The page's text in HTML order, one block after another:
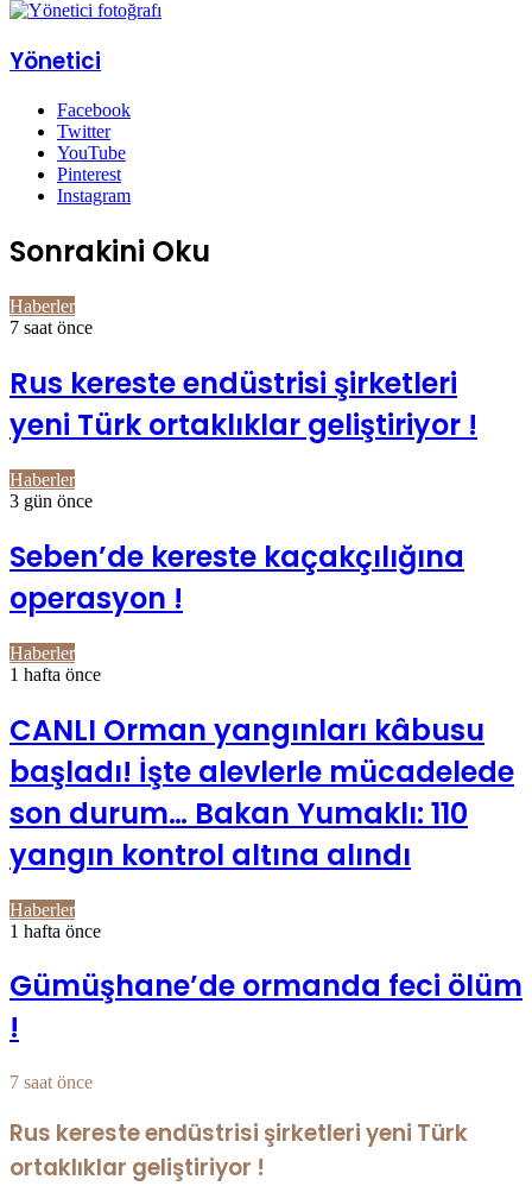
Yönetici
Facebook
Twitter
YouTube
Pinterest
Instagram
Sonrakini Oku
Haberler
7 saat önce
Rus kereste endüstrisi şirketleri
yeni Türk ortaklıklar geliştiriyor !
Haberler
3 gün önce
Seben’de kereste kaçakçılığına
operasyon !
Haberler
1 hafta önce
CANLI Orman yangınları kâbusu
başladı! İşte alevlerle mücadelede
son durum… Bakan Yumaklı: 110
yangın kontrol altına alındı
Haberler
1 hafta önce
Gümüşhane’de ormanda feci ölüm
!
7 saat önce
Rus kereste endüstrisi şirketleri yeni Türk
ortaklıklar geliştiriyor !